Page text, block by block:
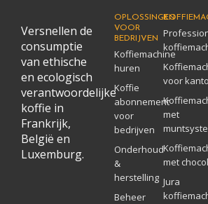
Versnellen de
consumptie
van ethische
en ecologisch
verantwoordelijke
koffie in
Frankrijk,
België en
Luxemburg.
OPLOSSINGEN
VOOR
BEDRIJVEN
Koffiemachine
huren
Koffie
abonnement
voor
bedrijven
Onderhoud
&
herstelling
Beheer
voor
met
met
Jura